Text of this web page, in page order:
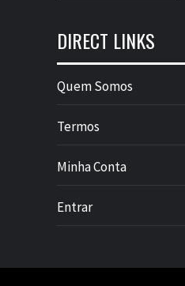
DIRECT LINKS
Quem Somos
Termos
Minha Conta
Entrar